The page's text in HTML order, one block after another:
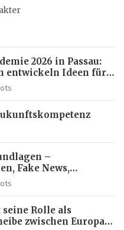
2026 in Passau:
entwickeln Ideen für
ots
–
Fake News,
| dpa-Akademie
ots
seine Rolle als
zwischen Europa